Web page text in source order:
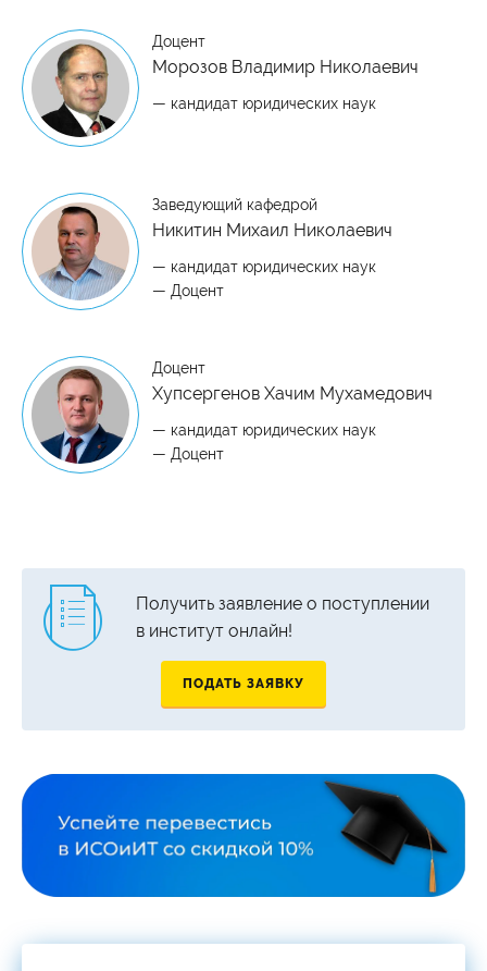
Доцент
Морозов Владимир Николаевич
— кандидат юридических наук
Заведующий кафедрой
Никитин Михаил Николаевич
— кандидат юридических наук
— Доцент
Доцент
Хупсергенов Хачим Мухамедович
— кандидат юридических наук
— Доцент
Получить заявление о поступлении
в институт онлайн!
ПОДАТЬ ЗАЯВКУ